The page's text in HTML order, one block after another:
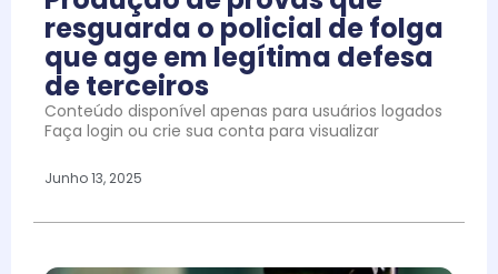
resguarda o policial de folga
que age em legítima defesa
de terceiros
Conteúdo disponível apenas para usuários logados
Faça login ou crie sua conta para visualizar
Junho 13, 2025